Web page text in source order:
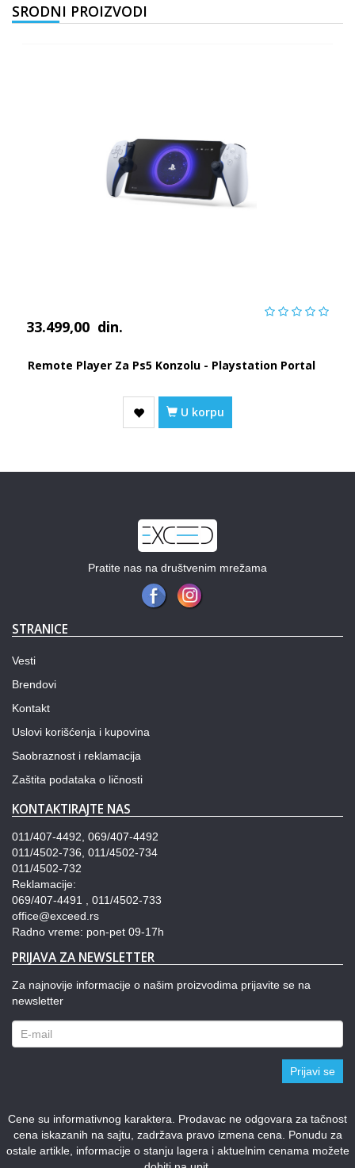
SRODNI PROIZVODI
33.499,00 din.
Remote Player Za Ps5 Konzolu - Playstation Portal
U korpu
Pratite nas na društvenim mrežama
STRANICE
Vesti
Brendovi
Kontakt
Uslovi korišćenja i kupovina
Saobraznost i reklamacija
Zaštita podataka o ličnosti
KONTAKTIRAJTE NAS
011/407-4492, 069/407-4492
011/4502-736, 011/4502-734
011/4502-732
Reklamacije:
069/407-4491 , 011/4502-733
office@exceed.rs
Radno vreme: pon-pet 09-17h
PRIJAVA ZA NEWSLETTER
Za najnovije informacije o našim proizvodima prijavite se na
newsletter
Prijavi se
Cene su informativnog karaktera. Prodavac ne odgovara za tačnost
cena iskazanih na sajtu, zadržava pravo izmena cena. Ponudu za
ostale artikle, informacije o stanju lagera i aktuelnim cenama možete